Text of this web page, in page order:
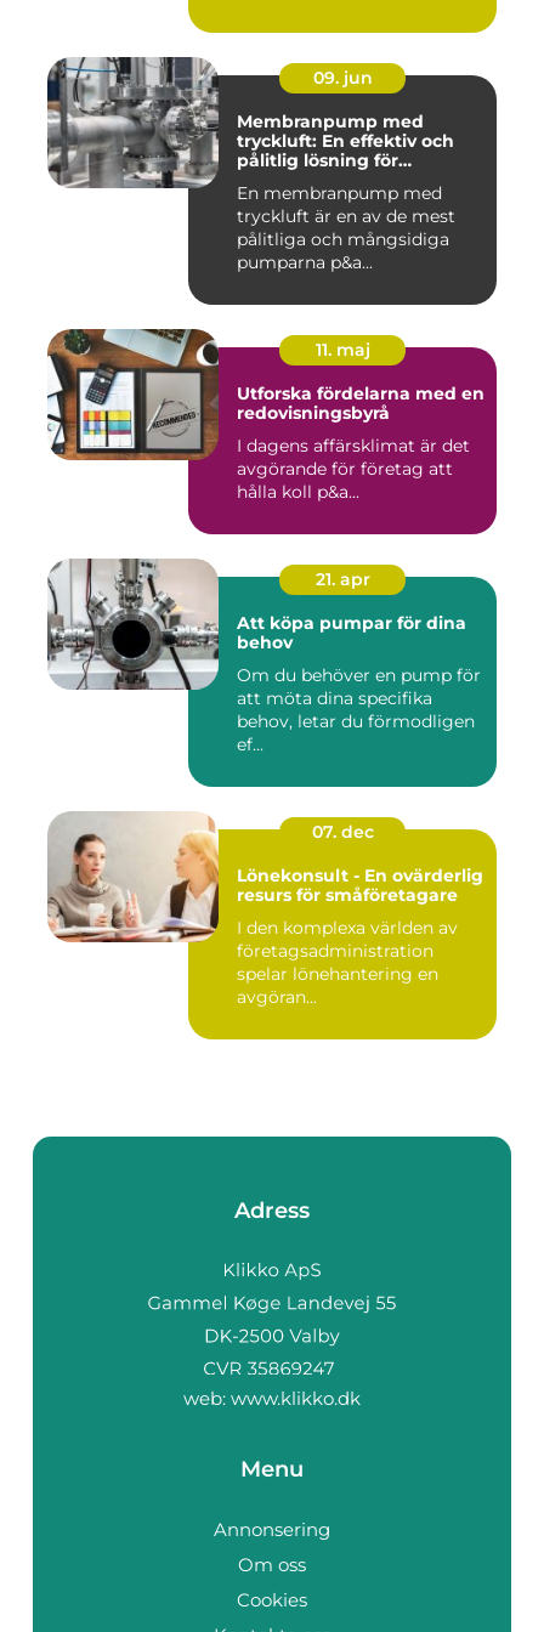
09. jun
Membranpump med
tryckluft: En effektiv och
pålitlig lösning för
En membranpump med
tryckluft är en av de mest
pålitliga och mångsidiga
pumparna p&a...
11. maj
Utforska fördelarna med en
redovisningsbyrå
I dagens affärsklimat är det
avgörande för företag att
hålla koll p&a...
21. apr
Att köpa pumpar för dina
behov
Om du behöver en pump för
att möta dina specifika
behov, letar du förmodligen
ef...
07. dec
Lönekonsult - En ovärderlig
resurs för småföretagare
I den komplexa världen av
företagsadministration
spelar lönehantering en
avgöran...
Adress
web: www.klikko.dk
Menu
Annonsering
Om oss
Cookies